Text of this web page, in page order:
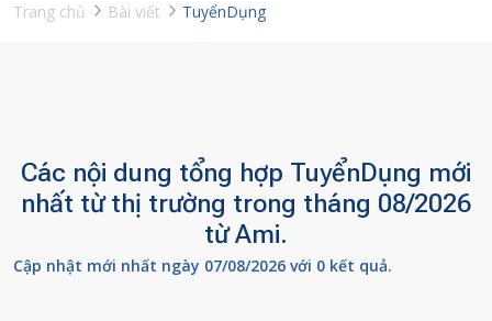
Trang chủ Bài viết TuyểnDụng
Các nội dung tổng hợp TuyểnDụng mới
nhất từ thị trường trong tháng 08/2026
từ Ami.
Cập nhật mới nhất ngày 07/08/2026 với 0 kết quả.